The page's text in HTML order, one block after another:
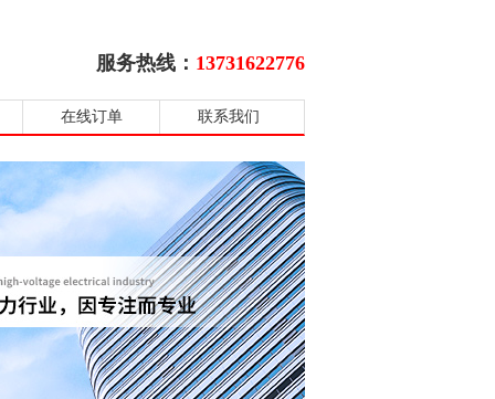
服务热线： 13731622776
在线订单 联系我们